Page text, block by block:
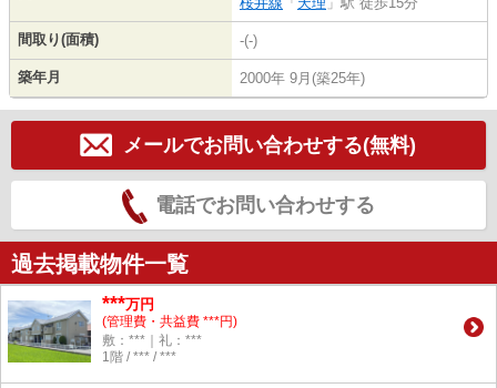
間取り(面積) -(-)
築年月 2000年 9月(築25年)
メールでお問い合わせする(無料)
電話でお問い合わせする
過去掲載物件一覧
***万円
(管理費・共益費 ***円)
敷：***｜礼：***
1階 / *** / ***